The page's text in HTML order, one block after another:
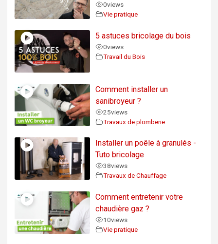
0views
Vie pratique
5 astuces bricolage du bois
0views
Travail du Bois
Comment installer un
sanibroyeur ?
25views
Travaux de plomberie
Installer un poêle à granulés -
Tuto bricolage
38views
Travaux de Chauffage
Comment entretenir votre
chaudière gaz ?
10views
Vie pratique